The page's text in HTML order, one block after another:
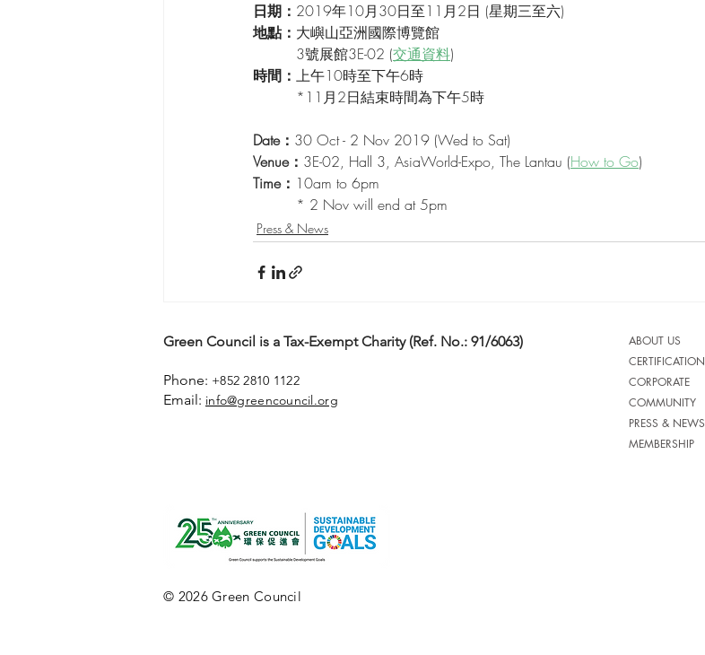
日期： 2019年10月30日至11月2日 (星期三至六)
地點： 大嶼山亞洲國際博覽館
3號展館3E-02 (交通資料)
時間： 上午10時至下午6時
*11月2日結束時間為下午5時
Date： 30 Oct - 2 Nov 2019 (Wed to Sat)
Venue： 3E-02, Hall 3, AsiaWorld-Expo, The Lantau (How to Go)
Time： 10am to 6pm
* 2 Nov will end at 5pm
Press & News
Green Council is a Tax-Exempt Charity (Ref. No.: 91/6063)
Phone: +852 2810 1122
Email: info@greencouncil.org
ABOUT US
CERTIFICATION
CORPORATE
COMMUNITY
PRESS & NEWS
MEMBERSHIP
© 2026 Green Council